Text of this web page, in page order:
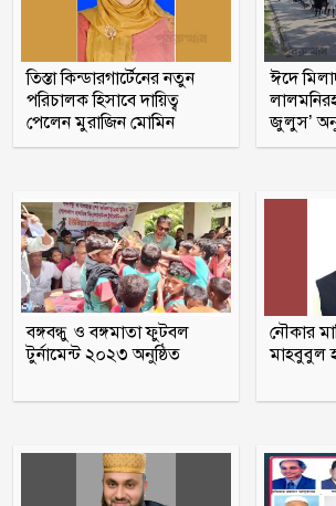
চট্টগ্রামে সাবেক
বাসভবনে আগুন
ইরানের বিরুদ্ধে
মাদক কারবারির
নিজেদেরই দেহ
আওয়ামী লীগের সঙ্গে
গোপালগঞ্জে সংবাদ
স্কুলছাত্রীকে ধর্ষণের
তিস্তা কিন্ডারগার্টেনের নতুন
পরিচালক হিসাবে দায়িত্ব
পেলেন মুরাজিন মোমিন
ঈদে
জুলুস’
বঙ্গবন্ধু ও বঙ্গমাতা ফুটবল
টুর্নামেন্ট ২০২৩ অনুষ্ঠিত
নৌকার
মাহবুবুল